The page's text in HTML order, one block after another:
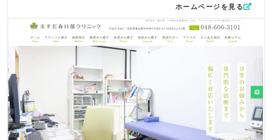
ルギー科」「消化器内科」など地域名＋診療科キーワード
を中心にタイトル・ディスクリプションを最適化。院名・
駅名・仲宿エリアなどローカル要素も強化し、検索ユーザ
ーの意図に自然とマッチする設計としました。
ての確かな専門性を、やさしいデザインとスムーズな使い
心地で包み込み、地域の皆様が相談しやすい信頼感あるク
リニック像を表現したホームページです。
た。特に“咳の診療に強いクリニック”という強みを、デザ
イン・導線・コピーすべてで一貫して表現しています。
デザイン面では、ロゴに使用されている淡いブルーをアク
セントに置き、清潔感と信頼感を両立させた配色設計を採
用。受付・待合の開放感ある写真をトップに配置し、初診
の方でも安心して受診できる雰囲気を重視しました。ま
た、院長先生の診療シーンを丁寧に扱い、「やさしく話を
聞いてくれるクリニック」という印象が自然に伝わるよう
構成しています。
コンテンツ制作においては、総合内科・アレルギー科・呼
ホームページを見る